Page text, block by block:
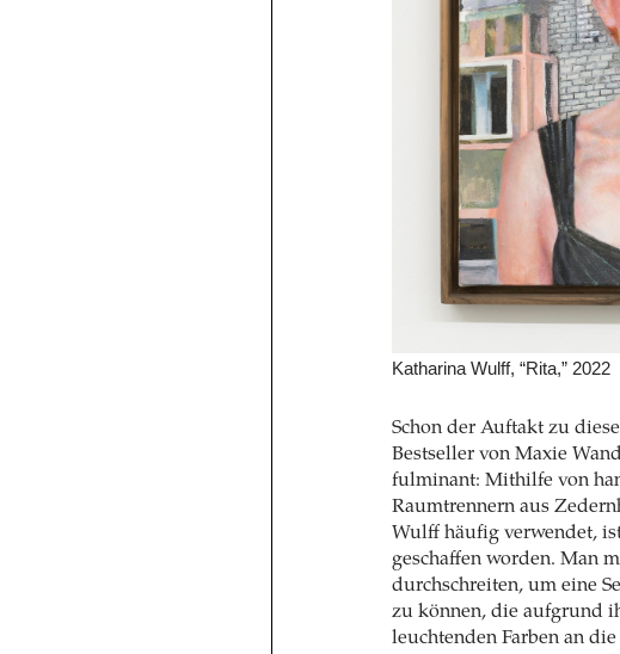
Katharina Wulff, “Rita,” 2022
Schon der Auftakt zu
Bestseller von Maxie
fulminant: Mithilfe von
Raumtrennern aus
Wulff häufig verwendet,
geschaffen worden. Man
durchschreiten, um eine
zu können, die aufgrund
leuchtenden Farben an